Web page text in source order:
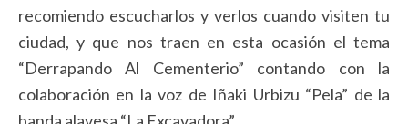
recomiendo escucharlos y verlos cuando visiten tu
ciudad, y que nos traen en esta ocasión el tema
“Derrapando Al Cementerio” contando con la
colaboración en la voz de Iñaki Urbizu “Pela” de la